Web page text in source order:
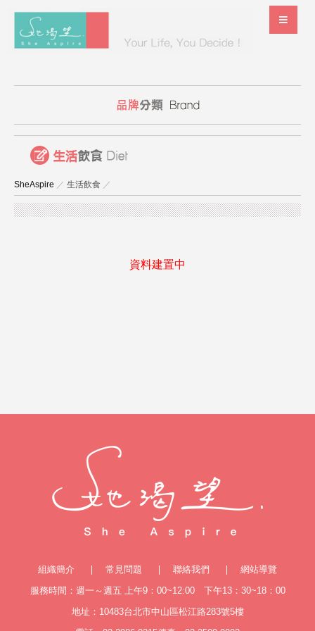
SheAspire ／ 生活飲食 ／
資料建置中
組織簡介 常見問題 聯絡我們
網站導覽
服務時間：週一～週五 上午9：00~12:00 下午13：30~18：00
地址：10483台北市中山區松江路283號5樓